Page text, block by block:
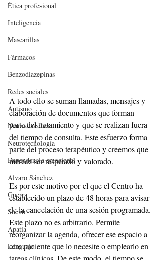
Ética profesional
Inteligencia
Mascarillas
Fármacos
Benzodiazepinas
Redes sociales
Autismo
Neuroderechos
Neurotecnología
Dependencia emocional
Alvaro Sánchez
Guerra
Sueño
Apatía
Lenguaje
A todo ello se suman llamadas, mensajes y
elaboración de documentos que forman
parte del tratamiento y que se realizan fuera
del tiempo de consulta. Este esfuerzo forma
parte del proceso terapéutico y creemos que
merece ser respetado y valorado.
Es por este motivo por el que el Centro ha
establecido un plazo de 48 horas para avisar
de la cancelación de una sesión programada.
Este plazo no es arbitrario. Permite
reorganizar la agenda, ofrecer ese espacio a
otro paciente que lo necesite o emplearlo en